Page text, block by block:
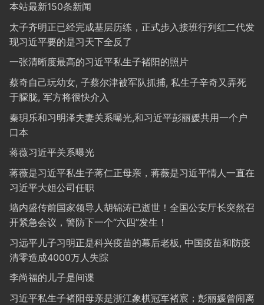
本站最新150条新闻
太子齐明正已经完成基层历练，正式步入接班行列红二代发
现习近平要的是习天下全反了
一张清晰度最高的习近平私生子褚阳的照片
蔡奇自己玩幼女, 子蔡尔津被军队抓捕, 私生子辛奇又弄死
于朦胧, 军方将很快介入
秦玥乐和习明泽夫妻关系曝光,和习近平彭丽媛共用一个户
口本
蒋薇习近平关系曝光
蒋薇是习近平私生子蒋仁正母亲，蒋薇是习近平情人一直在
习近平大姐公司任职
墙内盛传前国家领导人胡锦涛已逝世！全国公安厅长突然召
开紧急会议，警防下一个“六四”发生！
习远平儿子习明正是科兴疫苗的幕后老板, 中国疫苗和防疫
清零造成4000万人失踪
李尚福的儿子是间谍
习近平私生子褚阳母亲是浙江象棋冠军褚宸；彭丽媛曾闹离